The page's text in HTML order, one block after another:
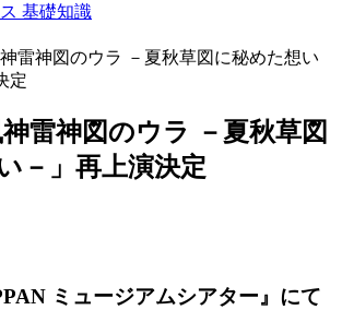
基礎知識
雷神図のウラ －夏秋草図に秘めた想い
定
雷神図のウラ －夏秋草図
－」再上演決定
ミュージアムシアター』にて